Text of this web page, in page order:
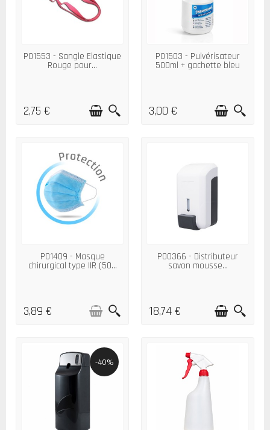
P01553 - Sangle Elastique
Rouge pour...
2,75 €
P01503 - Pulvérisateur
500ml + gachette bleu
3,00 €
P01409 - Masque
chirurgical type IIR (50...
3,89 €
P00366 - Distributeur
savon mousse...
18,74 €
-40%